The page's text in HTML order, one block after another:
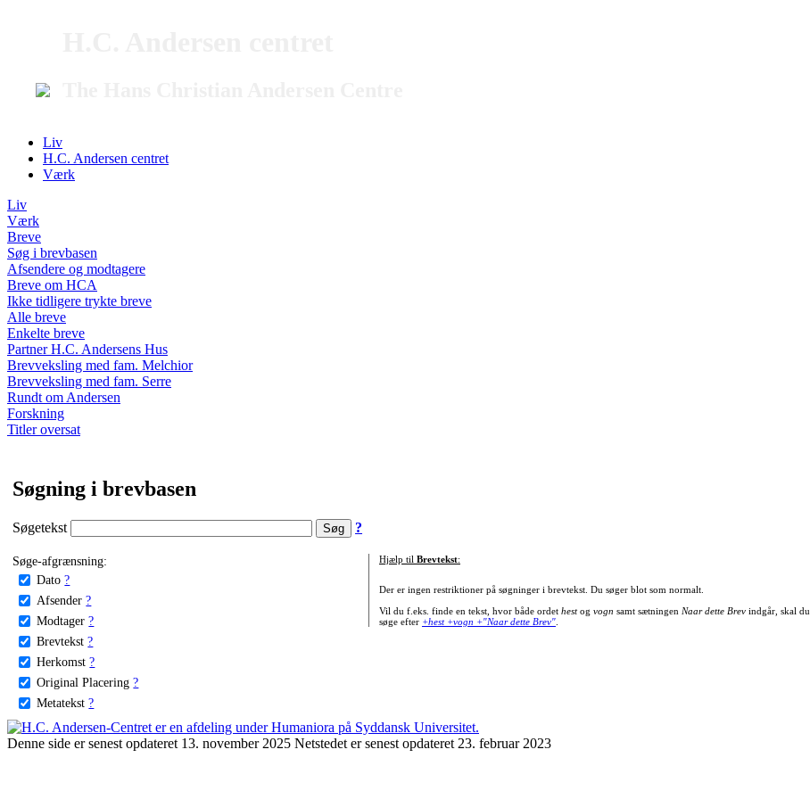
Liv
H.C. Andersen centret
Værk
Liv
Værk
Breve
Søg i brevbasen
Afsendere og modtagere
Breve om HCA
Ikke tidligere trykte breve
Alle breve
Enkelte breve
Partner H.C. Andersens Hus
Brevveksling med fam. Melchior
Brevveksling med fam. Serre
Rundt om Andersen
Forskning
Titler oversat
Søgning i brevbasen
Søgetekst ?
Søge-afgrænsning:
Dato ?
Afsender ?
Modtager ?
Brevtekst ?
Herkomst ?
Original Placering ?
Metatekst ?
Hjælp til Brevtekst:
Der er ingen restriktioner på søgninger i brevtekst. Du søger blot som normalt.
Vil du f.eks. finde en tekst, hvor både ordet hestog vogn samt sætningen Naar dette Brevindgår, skal du
søge efter +hest +vogn +"Naar dette Brev".
Denne side er senest opdateret 13. november 2025 Netstedet er senest opdateret 23. februar 2023